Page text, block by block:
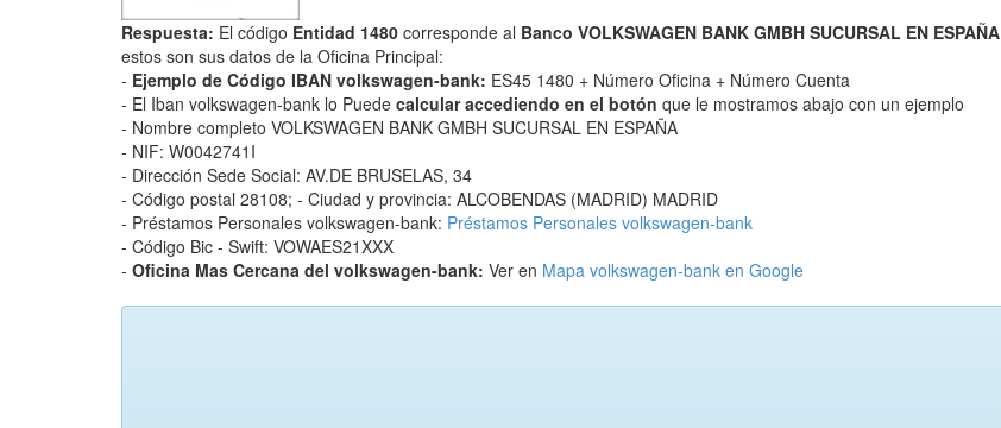
Respuesta: El código Entidad 1480 corresponde al Banco VOLKSWAGEN BANK GMBH SUCURSAL EN ESPAÑA
estos son sus datos de la Oficina Principal:
- Ejemplo de Código IBAN volkswagen-bank: ES45 1480 + Número Oficina + Número Cuenta
- El Iban volkswagen-bank lo Puede calcular accediendo en el botón que le mostramos abajo con un ejemplo
- Nombre completo VOLKSWAGEN BANK GMBH SUCURSAL EN ESPAÑA
- NIF: W0042741I
- Dirección Sede Social: AV.DE BRUSELAS, 34
- Código postal 28108; - Ciudad y provincia: ALCOBENDAS (MADRID) MADRID
- Préstamos Personales volkswagen-bank: Préstamos Personales volkswagen-bank
- Código Bic - Swift: VOWAES21XXX
- Oficina Mas Cercana del volkswagen-bank: Ver en Mapa volkswagen-bank en Google